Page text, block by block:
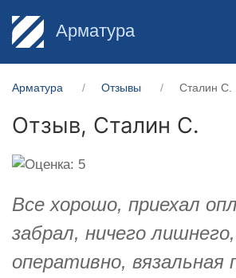
Арматура
Арматура Отзывы Сталин С.
Отзыв, Сталин С.
Все хорошо, приехал
забрал, ничего
оперативно, вязальная